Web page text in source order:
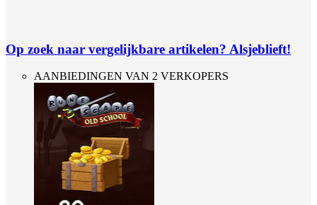
Op zoek naar vergelijkbare artikelen? Alsjeblieft!
AANBIEDINGEN VAN 2 VERKOPERS